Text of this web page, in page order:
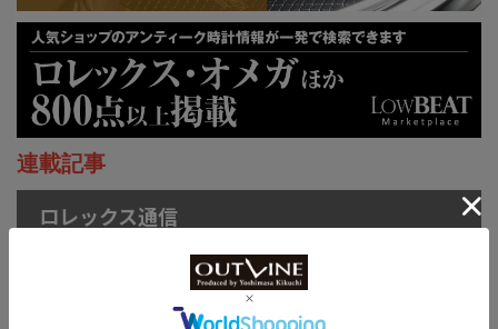
連載記事
ロレックス通信
菊地吉正の【ロレックス通
信 No.314】｜技術力を誇